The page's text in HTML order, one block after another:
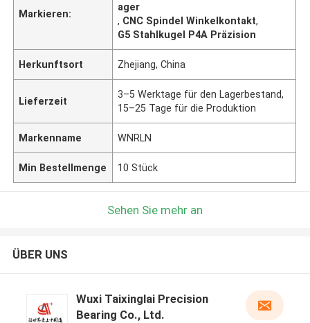
Markieren:
ager
, CNC Spindel Winkelkontakt,
G5 Stahlkugel P4A Präzision
Herkunftsort Zhejiang, China
Lieferzeit
3–5 Werktage für den Lagerbestand,
15–25 Tage für die Produktion
Markenname WNRLN
Min Bestellmenge 10 Stück
Sehen Sie mehr an
ÜBER UNS
Wuxi Taixinglai Precision
Bearing Co., Ltd.